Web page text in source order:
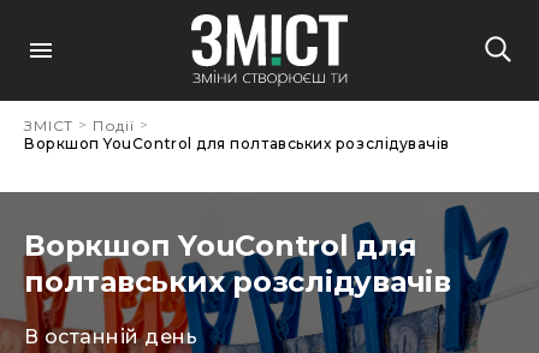
ЗМІСТ > Події >
Воркшоп YouControl для полтавських розслідувачів
Воркшоп YouControl для
полтавських розслідувачів
В останній день